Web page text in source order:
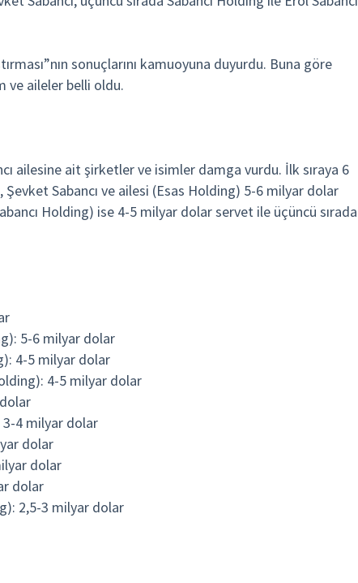
sonuçlarını kamuoyuna duyurdu. Buna göre
ve aileler belli oldu.
ailesine ait şirketler ve isimler damga vurdu. İlk sıraya 6
Sabancı ve ailesi (Esas Holding) 5-6 milyar dolar
Holding) ise 4-5 milyar dolar servet ile üçüncü sırada
5-6 milyar dolar
4-5 milyar dolar
4-5 milyar dolar
3-4 milyar dolar
dolar
dolar
dolar
2,5-3 milyar dolar